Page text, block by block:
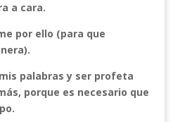
a cara.
por ello (para que
palabras y ser profeta
porque es necesario que